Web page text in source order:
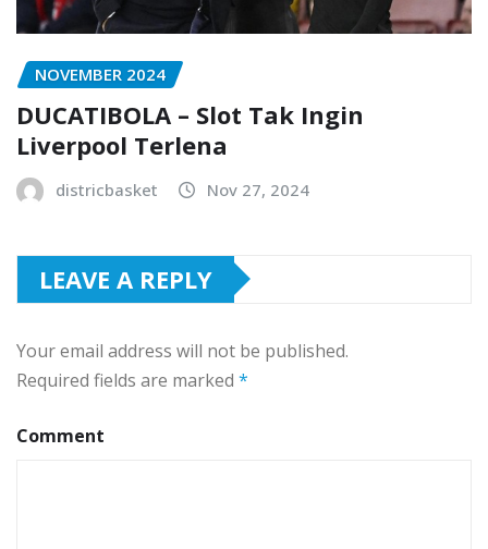
NOVEMBER 2024
DUCATIBOLA – Slot Tak Ingin
Liverpool Terlena
districbasket Nov 27, 2024
LEAVE A REPLY
Your email address will not be published.
Required fields are marked *
Comment